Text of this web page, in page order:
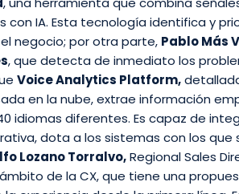
con IA. Esta tecnología identifica y
negocio; por otra parte, Pablo Más
, que detecta de inmediato los
Voice Analytics Platform,
en la nube, extrae información
idiomas diferentes. Es capaz de
dota a los sistemas con los
Lozano Torralvo,Regional Sales
de la CX, que tiene una